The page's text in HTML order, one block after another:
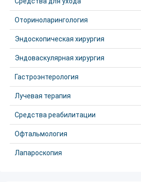
Оториноларингология
Эндоскопическая хирургия
Эндоваскулярная хирургия
Гастроэнтерология
Лучевая терапия
Средства реабилитации
Офтальмология
Лапароскопия